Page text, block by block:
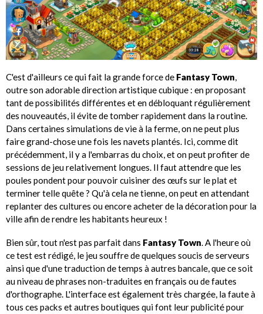
C'est d'ailleurs ce qui fait la grande force de Fantasy Town,
outre son adorable direction artistique cubique : en proposant
tant de possibilités différentes et en débloquant régulièrement
des nouveautés, il évite de tomber rapidement dans la routine.
Dans certaines simulations de vie à la ferme, on ne peut plus
faire grand-chose une fois les navets plantés. Ici, comme dit
précédemment, il y a l'embarras du choix, et on peut profiter de
sessions de jeu relativement longues. Il faut attendre que les
poules pondent pour pouvoir cuisiner des œufs sur le plat et
terminer telle quête ? Qu'à cela ne tienne, on peut en attendant
replanter des cultures ou encore acheter de la décoration pour la
ville afin de rendre les habitants heureux !
Bien sûr, tout n'est pas parfait dans Fantasy Town. A l'heure où
ce test est rédigé, le jeu souffre de quelques soucis de serveurs
ainsi que d'une traduction de temps à autres bancale, que ce soit
au niveau de phrases non-traduites en français ou de fautes
d'orthographe. L'interface est également très chargée, la faute à
tous ces packs et autres boutiques qui font leur publicité pour